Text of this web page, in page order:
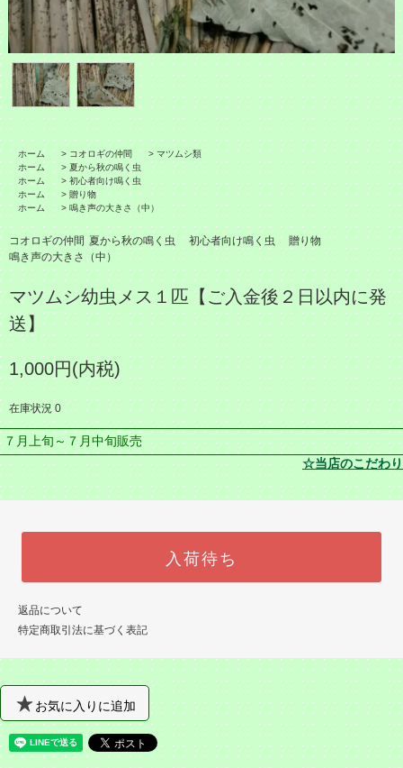
ホーム > コオロギの仲間 > マツムシ類
ホーム
> 夏から秋の鳴く虫
ホーム
> 初心者向け鳴く虫
ホーム
> 贈り物
ホーム
> 鳴き声の大きさ（中）
コオロギの仲間 夏から秋の鳴く虫 初心者向け鳴く虫
贈り物
鳴き声の大きさ（中）
マツムシ幼虫メス１匹【ご入金後２日以内に発
送】
1,000円(内税)
在庫状況 0
７月上旬～７月中旬販売
☆当店のこだわり
入荷待ち
返品について
特定商取引法に基づく表記
お気に入りに追加